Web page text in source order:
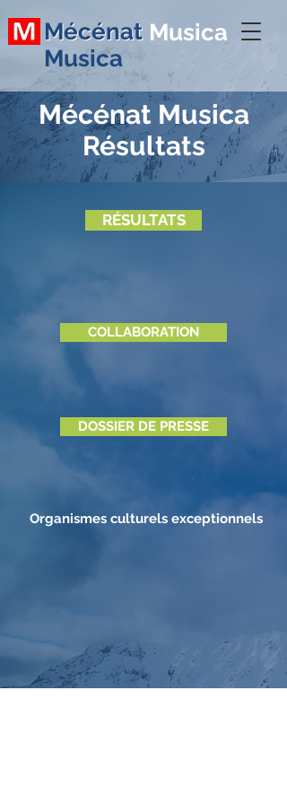
Mécénat Musica
Mécénat
Musica
Mécénat Musica
Résultats
RÉSULTATS
COLLABORATION
DOSSIER DE PRESSE
Organismes culturels exceptionnels